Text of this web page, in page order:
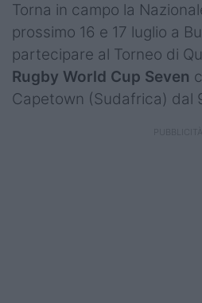
Challenge Cup
World Rugby
Rugby World Cup
Torna in campo la
prossimo 16 e 17 luglio a
partecipare al Torneo di
Rugby World Cup Seven
Capetown (Sudafrica) dal